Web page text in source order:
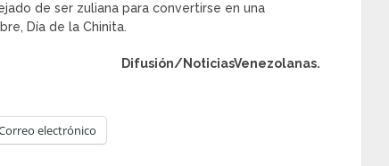
de ser zuliana para convertirse en una
Día de la Chinita.
Difusión/NoticiasVenezolanas.
electrónico